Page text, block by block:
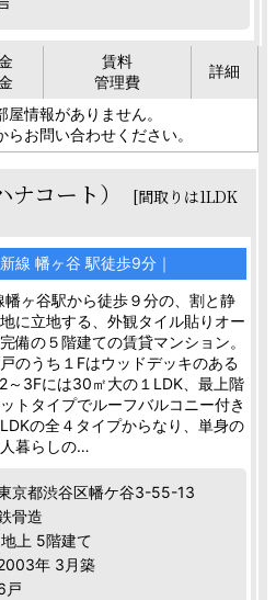
賃料
管理費
詳細
情報がありません。
らお問い合わせください。
コート）
[間取りは1LDK
線 幡ヶ谷 駅徒歩9分｜
幡ヶ谷駅から徒歩９分の、割と静
に立地する、外観タイル貼りオー
備の５階建ての賃貸マンション。
のうち１Fはウッドデッキのある
～3Fには30㎡大の１LDK、最上階
トタイプでルーフバルコニー付き
の全４タイプからなり、単身の
暮らしの…
京都渋谷区幡ケ谷3-55-13
骨造
上 5階建て
年 3月築
戸